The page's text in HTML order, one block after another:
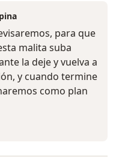
para que
malita suba
la deje y vuelva a
y cuando termine
como plan